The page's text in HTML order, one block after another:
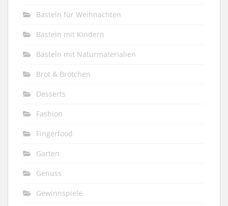
Basteln für Weihnachten
Basteln mit Kindern
Basteln mit Naturmaterialien
Brot & Brötchen
Desserts
Fashion
Fingerfood
Garten
Genuss
Gewinnspiele